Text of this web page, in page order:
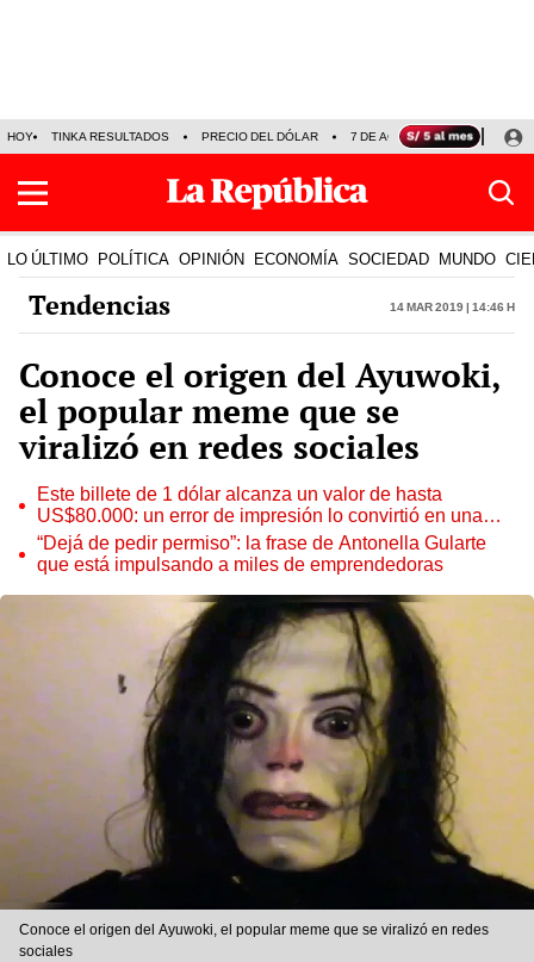
HOY TINKA RESULTADOS PRECIO DEL DÓLAR 7 DE AGOSTO OLLANTA
LO ÚLTIMO POLÍTICA OPINIÓN ECONOMÍA SOCIEDAD MUNDO
Tendencias 14 Mar 2019 | 14:46 h
Conoce el origen del Ayuwoki,
el popular meme que se
viralizó en redes sociales
Este billete de 1 dólar alcanza un valor de hasta
US$80.000: un error de impresión lo convirtió en una
pieza única que hoy buscan coleccionistas de todo el
mundo
“Dejá de pedir permiso”: la frase de Antonella Gularte
que está impulsando a miles de emprendedoras
Conoce el origen del Ayuwoki, el popular meme que se viralizó en redes
sociales